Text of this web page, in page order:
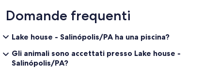
Domande frequenti
Lake house - Salinópolis/PA ha una piscina?
Gli animali sono accettati presso Lake house -
Salinópolis/PA?